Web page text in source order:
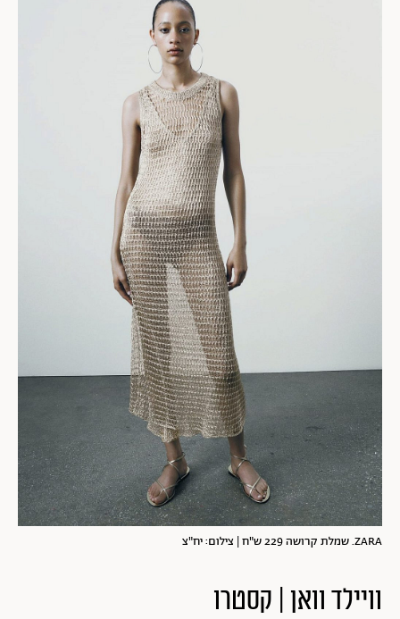
ZARA. שמלת קרושה 229 ש"ח | צילום: יח"צ
וויילד וואן | קסטרו